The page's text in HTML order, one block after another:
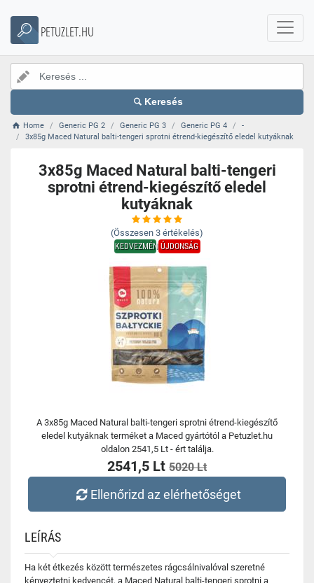
PETUZLET.HU
Keresés
Home Generic PG 2 Generic PG 3 Generic PG 4
-
3x85g Maced Natural balti-tengeri sprotni étrend-kiegészítő eledel kutyáknak
3x85g Maced Natural balti-tengeri
sprotni étrend-kiegészítő eledel
kutyáknak
(Összesen 3 értékelés)
KEDVEZMÉNYÚJDONSÁG
A 3x85g Maced Natural balti-tengeri sprotni étrend-kiegészítő
eledel kutyáknak terméket a Maced gyártótól a Petuzlet.hu
oldalon 2541,5 Lt - ért találja.
2541,5 Lt 5020 Lt
Ellenőrizd az elérhetőséget
LEÍRÁS
Ha két étkezés között természetes rágcsálnivalóval szeretné
kényeztetni kedvencét, a Maced Natural balti-tengeri sprotni a